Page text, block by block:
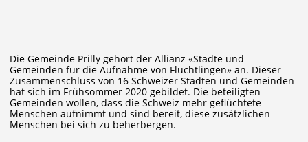
Die Gemeinde Prilly gehört der Allianz «Städte und
Gemeinden für die Aufnahme von Flüchtlingen» an. Dieser
Zusammenschluss von 16 Schweizer Städten und Gemeinden
hat sich im Frühsommer 2020 gebildet. Die beteiligten
Gemeinden wollen, dass die Schweiz mehr geflüchtete
Menschen aufnimmt und sind bereit, diese zusätzlichen
Menschen bei sich zu beherbergen.